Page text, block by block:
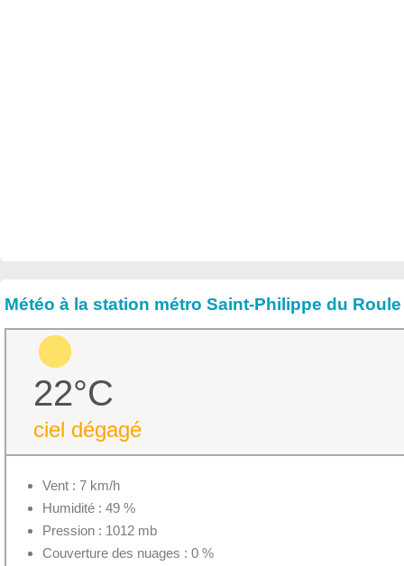
Météo à la station métro Saint-Philippe du Roule
22°C
ciel dégagé
Vent : 7 km/h
Humidité : 49 %
Pression : 1012 mb
Couverture des nuages : 0 %